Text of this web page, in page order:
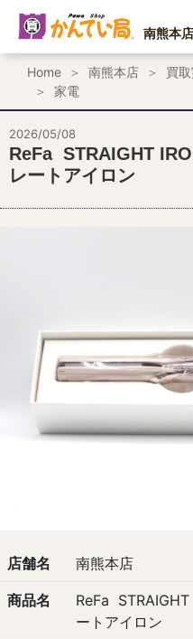
ス
プ
南熊本店
Home 南熊本店 買
家電
2026/05/08
ReFa STRAIGHT
レートアイロン
店舗名 南熊本店
商品名
ReFa
ートアイロン